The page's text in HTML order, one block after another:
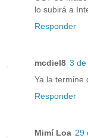
lo subirá a
Responder
mcdiel8 3 de
Ya la termine
Responder
Mimí Loa 29